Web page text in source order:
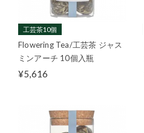
工芸茶10個
Flowering Tea/工芸茶 ジャス
ミンアーチ 10個入瓶
¥5,616